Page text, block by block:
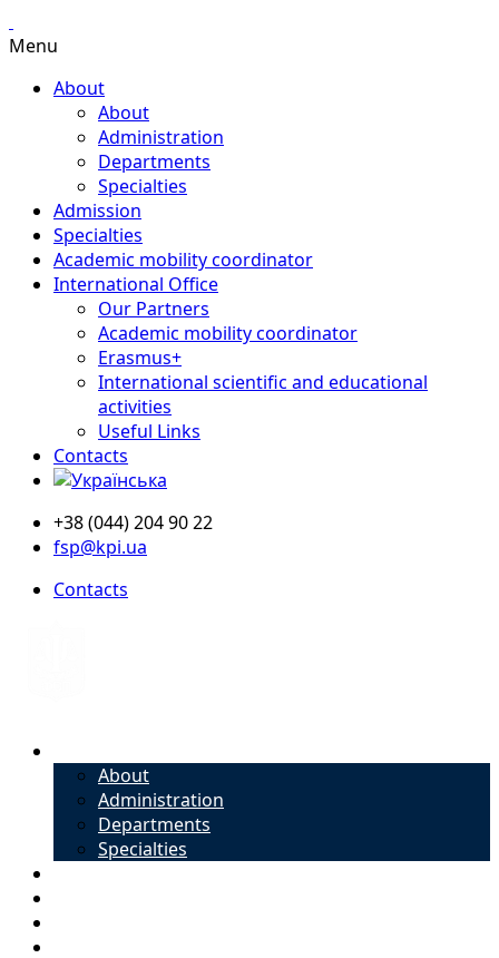
Menu
About
About
Administration
Departments
Specialties
Admission
Specialties
Academic mobility coordinator
International Office
Our Partners
Academic mobility coordinator
Erasmus+
International scientific and educational
activities
Useful Links
Contacts
+38 (044) 204 90 22
fsp@kpi.ua
Contacts
About
Administration
Departments
Specialties